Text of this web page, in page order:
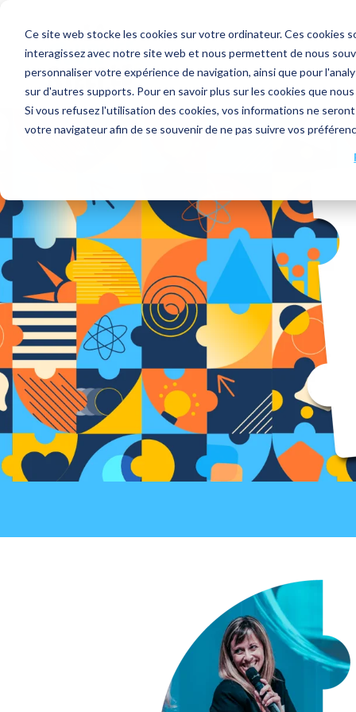
Ce site web stocke les cookies sur votre ordinateur. Ces cookies
interagissez avec notre site web et nous permettent de nous
personnaliser votre expérience de navigation, ainsi que pour
sur d'autres supports. Pour en savoir plus sur les cookies que
Si vous refusez l'utilisation des cookies, vos informations ne
votre navigateur afin de se souvenir de ne pas suivre vos